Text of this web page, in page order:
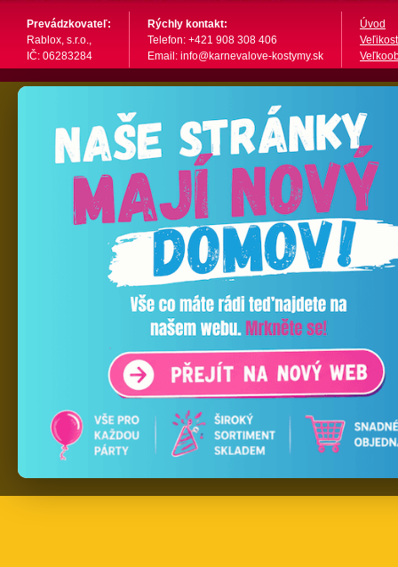
Prevádzkovateľ:
Rablox, s.r.o.,
IČ: 06283284
Rýchly kontakt:
Telefon: +421 908 308 406
Email: info@karnevalove-kostymy.sk
Úvod